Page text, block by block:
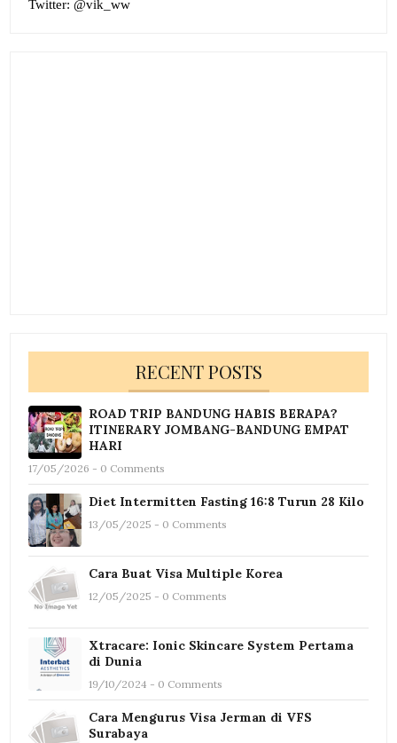
Twitter: @vik_ww
RECENT POSTS
ROAD TRIP BANDUNG HABIS BERAPA?
ITINERARY JOMBANG-BANDUNG EMPAT
HARI
17/05/2026 - 0 Comments
Diet Intermitten Fasting 16:8 Turun 28 Kilo
13/05/2025 - 0 Comments
Cara Buat Visa Multiple Korea
12/05/2025 - 0 Comments
Xtracare: Ionic Skincare System Pertama
di Dunia
19/10/2024 - 0 Comments
Cara Mengurus Visa Jerman di VFS
Surabaya